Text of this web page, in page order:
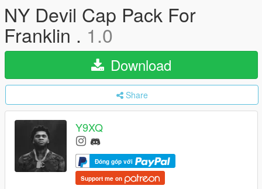
NY Devil Cap Pack For
Franklin . 1.0
Download
Share
Y9XQ
Đóng góp với
Support me on